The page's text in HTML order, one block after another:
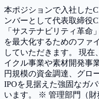
本ポジションで入社した
ンバーとして代表取締役
「サステナビリティ革命
を最大化するためのファ
していただきます。 現
イクル事業や素材開発事
円規模の資金調達、グロ
IPOを見据えた強固なガ
います。 ※ 管理部門（財